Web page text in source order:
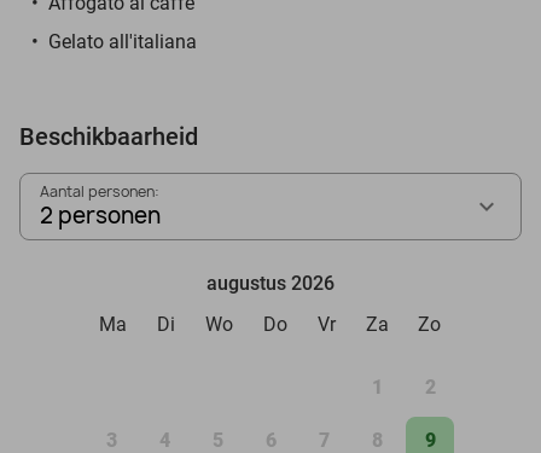
Gelato all'italiana
Beschikbaarheid
Aantal personen:
2 personen
augustus 2026
Ma
Di Wo Do Vr Za Zo
1 2
3 4 5 6 7 8 9